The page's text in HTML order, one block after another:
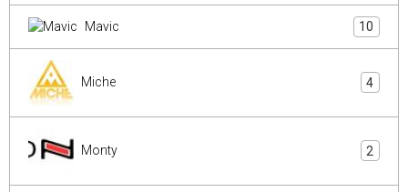
Mavic 10
Miche 4
Monty 2